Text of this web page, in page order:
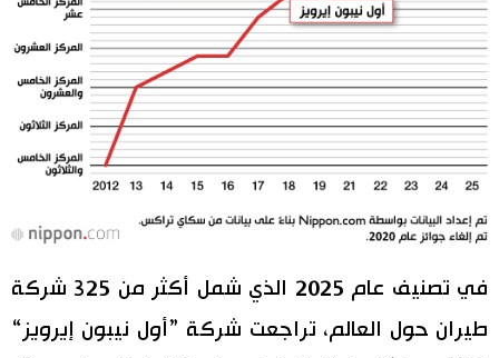
في تصنيف عام 2025 الذي شمل أكثر من 325 شركة
طيران حول العالم، تراجعت شركة ”أول نيبون إيرويز“